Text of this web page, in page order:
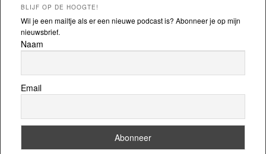
BLIJF OP DE HOOGTE!
Wil je een mailtje als er een nieuwe podcast is? Abonneer je op mijn
nieuwsbrief.
Naam
Email